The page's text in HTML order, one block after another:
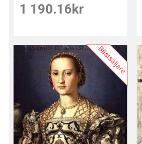
1 190.16 kr
Bästsäljare